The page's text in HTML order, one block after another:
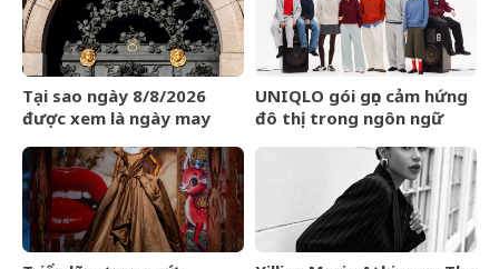
Tại sao ngày 8/8/2026
được xem là ngày may
UNIQLO gói gọn cảm hứng
đô thị trong ngôn ngữ
Thu Đông 2026